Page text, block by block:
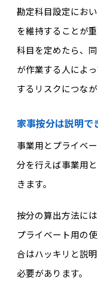
勘定科目設定にお
を維持することが
科目を定めたら、
が作業する人によ
するリスクにつなが
家事按分は説明で
事業用とプライベ
分を行えば事業用
きます。
按分の算出方法に
プライベート用の
合はハッキリと説
必要があります。